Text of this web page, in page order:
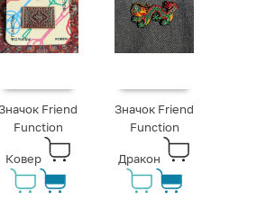
Friend
Function
Ковер
Значок Friend
Function
Дракон